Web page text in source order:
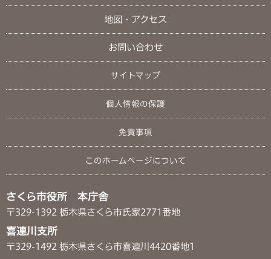
地図・アクセス
お問い合わせ
サイトマップ
個人情報の保護
免責事項
このホームページについて
さくら市役所 本庁舎
〒329-1392 栃木県さくら市氏家2771番地
喜連川支所
〒329-1492 栃木県さくら市喜連川4420番地1